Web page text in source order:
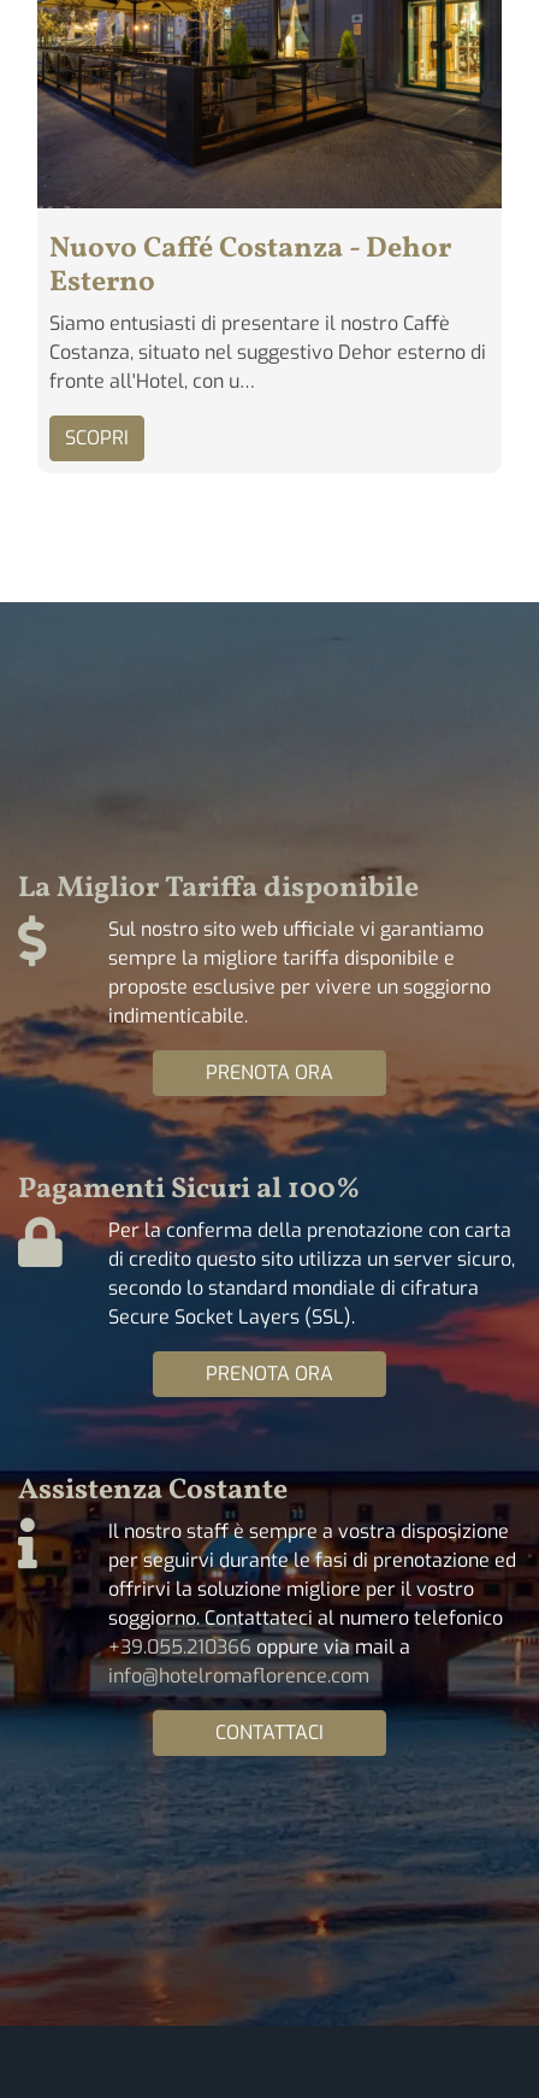
Nuovo Caffé Costanza - Dehor
Esterno
Siamo entusiasti di presentare il nostro Caffè
Costanza, situato nel suggestivo Dehor esterno di
fronte all'Hotel, con u…
SCOPRI
La Miglior Tariffa disponibile
Sul nostro sito web ufficiale vi garantiamo
sempre la migliore tariffa disponibile e
proposte esclusive per vivere un soggiorno
indimenticabile.
PRENOTA ORA
Pagamenti Sicuri al 100%
Per la conferma della prenotazione con carta
di credito questo sito utilizza un server sicuro,
secondo lo standard mondiale di cifratura
Secure Socket Layers (SSL).
PRENOTA ORA
Assistenza Costante
Il nostro staff è sempre a vostra disposizione
per seguirvi durante le fasi di prenotazione ed
offrirvi la soluzione migliore per il vostro
soggiorno. Contattateci al numero telefonico
+39.055.210366 oppure via mail a
info@hotelromaflorence.com
CONTATTACI